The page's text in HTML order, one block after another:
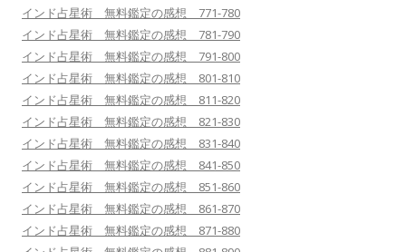
インド占星術 無料鑑定の感想 771-780
インド占星術 無料鑑定の感想 781-790
インド占星術 無料鑑定の感想 791-800
インド占星術 無料鑑定の感想 801-810
インド占星術 無料鑑定の感想 811-820
インド占星術 無料鑑定の感想 821-830
インド占星術 無料鑑定の感想 831-840
インド占星術 無料鑑定の感想 841-850
インド占星術 無料鑑定の感想 851-860
インド占星術 無料鑑定の感想 861-870
インド占星術 無料鑑定の感想 871-880